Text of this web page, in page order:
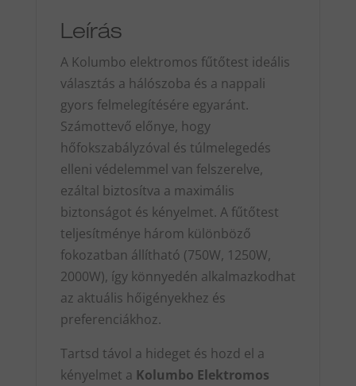
Leírás
A Kolumbo elektromos fűtőtest ideális
választás a hálószoba és a nappali
gyors felmelegítésére egyaránt.
Számottevő előnye, hogy
hőfokszabályzóval és túlmelegedés
elleni védelemmel van felszerelve,
ezáltal biztosítva a maximális
biztonságot és kényelmet. A fűtőtest
teljesítménye három különböző
fokozatban állítható (750W, 1250W,
2000W), így könnyedén alkalmazkodhat
az aktuális hőigényekhez és
preferenciákhoz.
Tartsd távol a hideget és hozd el a
kényelmet a Kolumbo Elektromos